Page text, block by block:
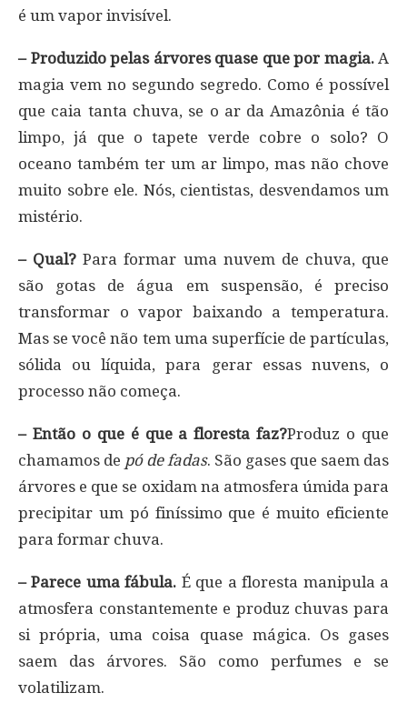
é um vapor invisível.
– Produzido pelas árvores quase que por magia.A
magia vem no segundo segredo. Como é possível
que caia tanta chuva, se o ar da Amazônia é tão
limpo, já que o tapete verde cobre o solo? O
oceano também ter um ar limpo, mas não chove
muito sobre ele. Nós, cientistas, desvendamos um
mistério.
– Qual? Para formar uma nuvem de chuva, que
são gotas de água em suspensão, é preciso
transformar o vapor baixando a temperatura.
Mas se você não tem uma superfície de partículas,
sólida ou líquida, para gerar essas nuvens, o
processo não começa.
– Então o que é que a floresta faz?Produz o que
chamamos de pó de fadas. São gases que saem das
árvores e que se oxidam na atmosfera úmida para
precipitar um pó finíssimo que é muito eficiente
para formar chuva.
– Parece uma fábula. É que a floresta manipula a
atmosfera constantemente e produz chuvas para
si própria, uma coisa quase mágica. Os gases
saem das árvores. São como perfumes e se
volatilizam.